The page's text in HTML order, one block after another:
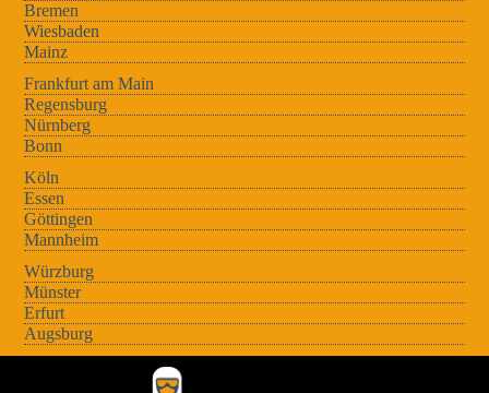
Bremen
Wiesbaden
Mainz
Frankfurt am Main
Regensburg
Nürnberg
Bonn
Köln
Essen
Göttingen
Mannheim
Würzburg
Münster
Erfurt
Augsburg